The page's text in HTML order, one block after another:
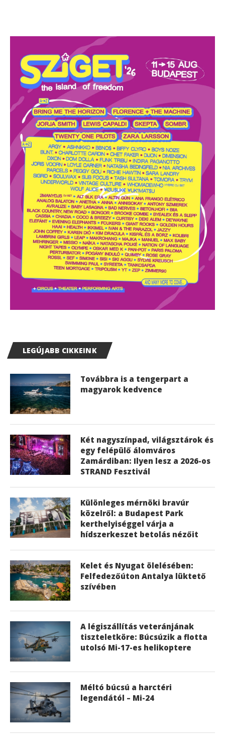
LEGÚJABB CIKKEINK
Továbbra is a tengerpart a
magyarok kedvence
Két nagyszínpad, világsztárok és
egy felépülő álomváros
Zamárdiban: Ilyen lesz a 2026-os
STRAND Fesztivál
Különleges mérnöki bravúr
közelről: a Budapest Park
kerthelyiséggel várja a
hídszerkeszet betolás nézőit
Kelet és Nyugat ölelésében:
Felfedezőúton Antalya lüktető
szívében
A légiszállítás veteránjának
tiszteletköre: Búcsúzik a flotta
utolsó Mi-17-es helikoptere
Méltó búcsú a harctéri
legendától – Mi-24